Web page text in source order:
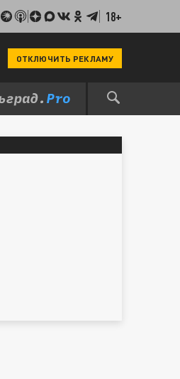
18+
ОТКЛЮЧИТЬ РЕКЛАМУ